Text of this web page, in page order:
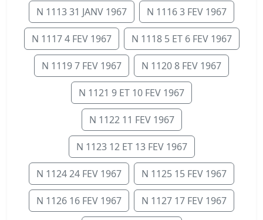
N 1113 31 JANV 1967 N 1116 3 FEV 1967
N 1117 4 FEV 1967 N 1118 5 ET 6 FEV 1967
N 1119 7 FEV 1967 N 1120 8 FEV 1967
N 1121 9 ET 10 FEV 1967
N 1122 11 FEV 1967
N 1123 12 ET 13 FEV 1967
N 1124 24 FEV 1967 N 1125 15 FEV 1967
N 1126 16 FEV 1967 N 1127 17 FEV 1967